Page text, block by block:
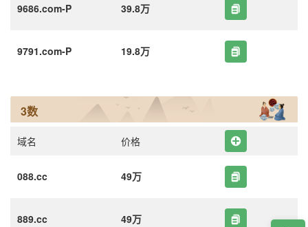
9686.com-P 39.8万
9791.com-P 19.8万
3数
域名 价格
088.cc 49万
889.cc 49万